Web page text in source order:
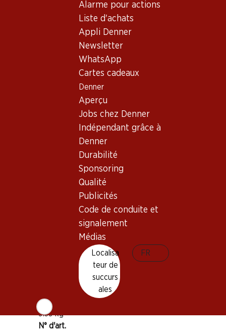
Alarme pour actions
Liste d'achats
Appli Denner
Newsletter
WhatsApp
Cartes cadeaux
Denner
Aperçu
Jobs chez Denner
Indépendant grâce à
Denner
Durabilité
Sponsoring
Qualité
Publicités
Code de conduite et
signalement
Médias
Localisa
teur de
succurs
ales
FR
Petite bouteille : 50 cl
Bon à savoir
Montepulciano
Température de dégustation
Empreinte carbone
9.39 kg
N° d'art.